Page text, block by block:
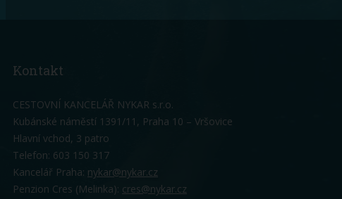
Kontakt
CESTOVNÍ KANCELÁŘ NYKAR s.r.o.
Kubánské náměstí 1391/11, Praha 10 – Vršovice
Hlavní vchod, 3 patro
Telefon: 603 150 317
Kancelář Praha: nykar@nykar.cz
Penzion Cres (Melinka): cres@nykar.cz